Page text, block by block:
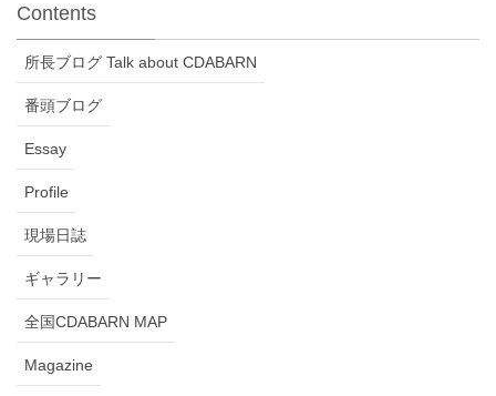
Contents
所長ブログ Talk about CDABARN
番頭ブログ
Essay
Profile
現場日誌
ギャラリー
全国CDABARN MAP
Magazine